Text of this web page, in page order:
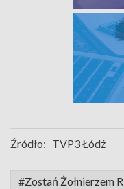
Źródło: TVP3 Łódź
#Zostań Żołnierzem